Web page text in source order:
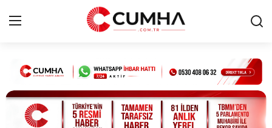
Kurumsal
Cumhurbaşkanlığı